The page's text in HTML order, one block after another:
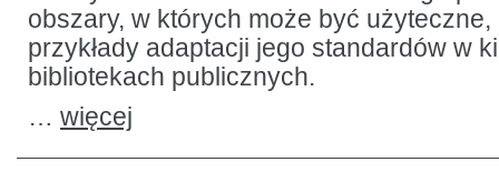
obszary, w których może być
przykłady adaptacji jego standardów w
bibliotekach publicznych.
… więcej